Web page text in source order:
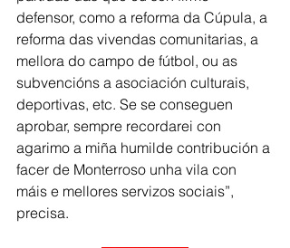
defensor, como a reforma da Cúpula, a
reforma das vivendas comunitarias, a
mellora do campo de fútbol, ou as
subvencións a asociación culturais,
deportivas, etc. Se se conseguen
aprobar, sempre recordarei con
agarimo a miña humilde contribución a
facer de Monterroso unha vila con
máis e mellores servizos sociais”,
precisa.